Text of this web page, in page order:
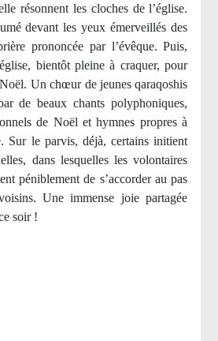
résonnent les cloches de l’église.
devant les yeux émerveillés des
prononcée par l’évêque. Puis,
bientôt pleine à craquer, pour
Un chœur de jeunes qaraqoshis
de beaux chants polyphoniques,
de Noël et hymnes propres à
Sur le parvis, déjà, certains initient
dans lesquelles les volontaires
péniblement de s’accorder au pas
Une immense joie partagée
soir !